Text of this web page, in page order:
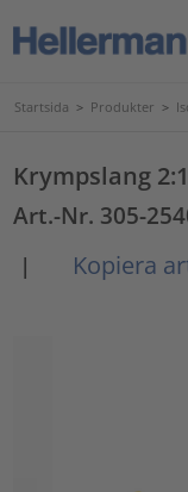
Startsida > Produkter >
Krympslang
Art.-Nr. 305-
|
Kopiera